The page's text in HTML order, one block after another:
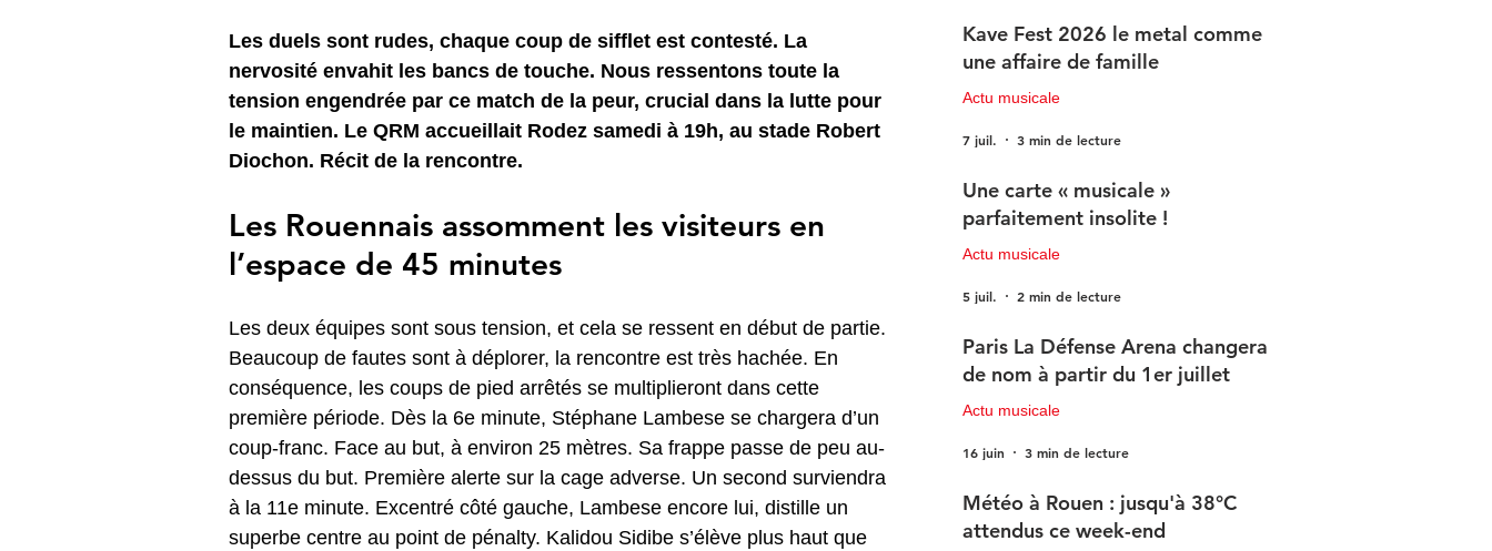
Les duels sont rudes, chaque coup de sifflet est contesté. La
nervosité envahit les bancs de touche. Nous ressentons toute la
tension engendrée par ce match de la peur, crucial dans la lutte pour
le maintien. Le QRM accueillait Rodez samedi à 19h, au stade Robert
Diochon. Récit de la rencontre.
Les Rouennais assomment les visiteurs en
l’espace de 45 minutes
Les deux équipes sont sous tension, et cela se ressent en début de partie.
Beaucoup de fautes sont à déplorer, la rencontre est très hachée. En
conséquence, les coups de pied arrêtés se multiplieront dans cette
première période. Dès la 6e minute, Stéphane Lambese se chargera d’un
coup-franc. Face au but, à environ 25 mètres. Sa frappe passe de peu au-
dessus du but. Première alerte sur la cage adverse. Un second surviendra
à la 11e minute. Excentré côté gauche, Lambese encore lui, distille un
superbe centre au point de pénalty. Kalidou Sidibe s’élève plus haut que
Kave Fest 2026 le metal comme
une affaire de famille
Actu musicale
7 juil. 3 min de lecture
Une carte « musicale »
parfaitement insolite !
Actu musicale
5 juil. 2 min de lecture
Paris La Défense Arena changera
de nom à partir du 1er juillet
Actu musicale
16 juin 3 min de lecture
Météo à Rouen : jusqu'à 38°C
attendus ce week-end